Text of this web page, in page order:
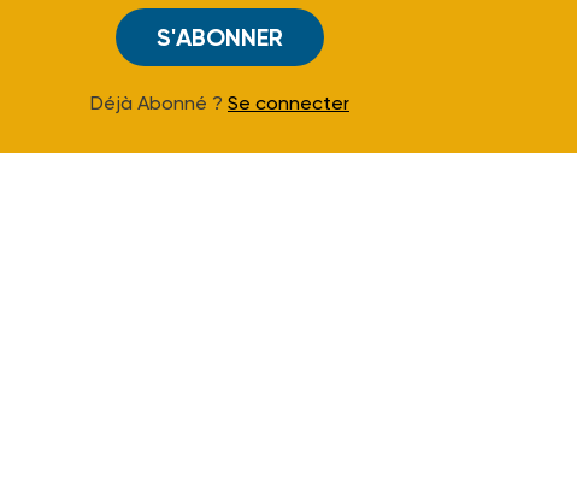
S'ABONNER
Déjà Abonné ? Se connecter